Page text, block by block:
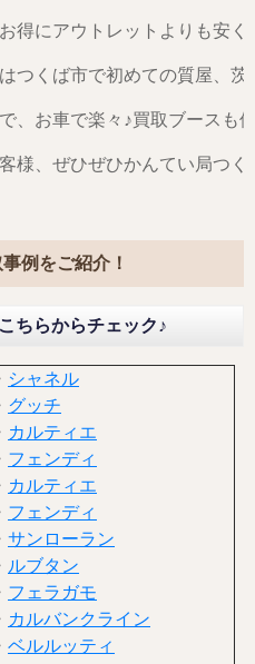
得にアウトレットよりも安
つくば市で初めての質屋、
、お車で楽々♪買取ブースも
様、ぜひぜひかんてい局つ
例をご紹介！
ちらからチェック♪
シャネル
グッチ
カルティエ
フェンディ
カルティエ
フェンディ
サンローラン
ルブタン
フェラガモ
カルバンクライン
ベルルッティ